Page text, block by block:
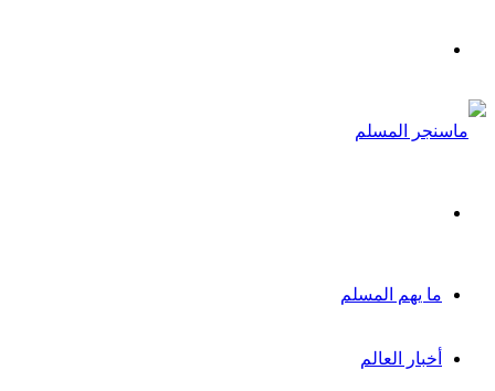
ما يهم المسلم
أخبار العالم